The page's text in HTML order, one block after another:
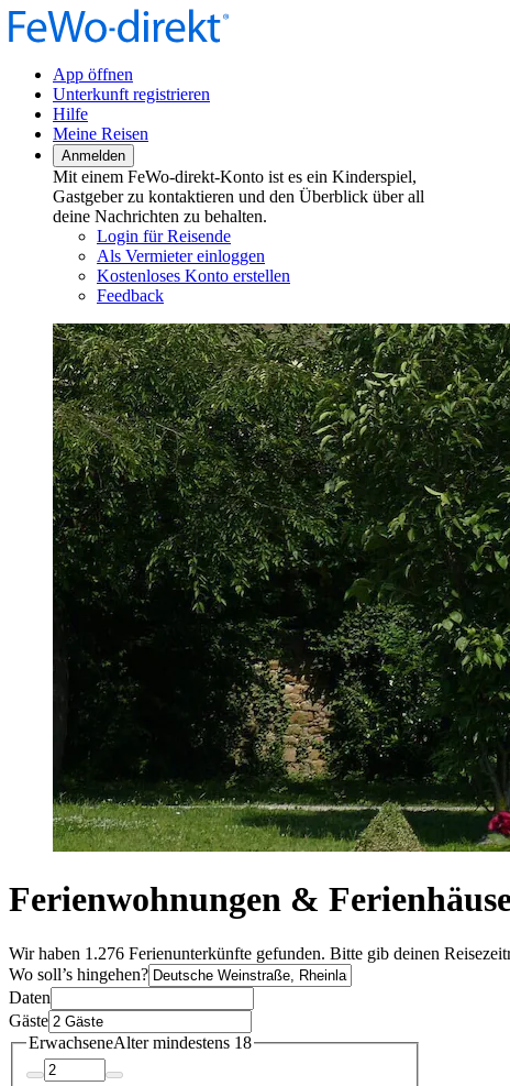
App öffnen
Unterkunft registrieren
Hilfe
Meine Reisen
Anmelden
Mit einem FeWo-direkt-Konto ist es ein Kinderspiel,
Gastgeber zu kontaktieren und den Überblick über all
deine Nachrichten zu behalten.
Login für Reisende
Als Vermieter einloggen
Kostenloses Konto erstellen
Feedback
Ferienwohnungen &
Wir haben 1.276 Ferienunterkünfte gefunden. Bitte gib deinen
Wo soll’s hingehen?
Daten
Gäste
ErwachseneAlter mindestens 18